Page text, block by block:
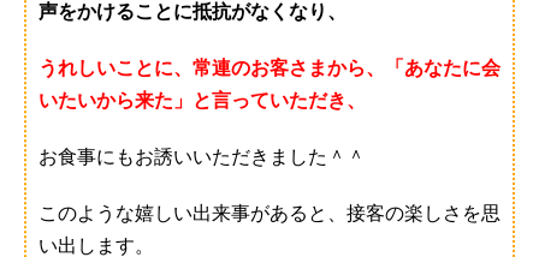
声をかけることに抵抗がなくなり、
うれしいことに、常連のお客さまから、「あなたに会
いたいから来た」と言っていただき、
お食事にもお誘いいただきました＾＾
このような嬉しい出来事があると、接客の楽しさを思
い出します。